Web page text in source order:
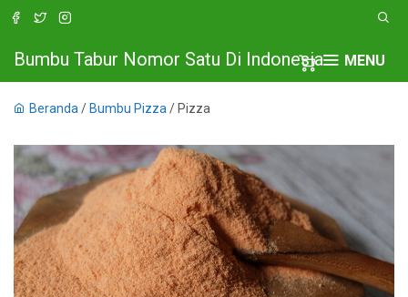
MENU
Bumbu Tabur Nomor Satu Di Indonesia
Beranda / Bumbu Pizza / Pizza